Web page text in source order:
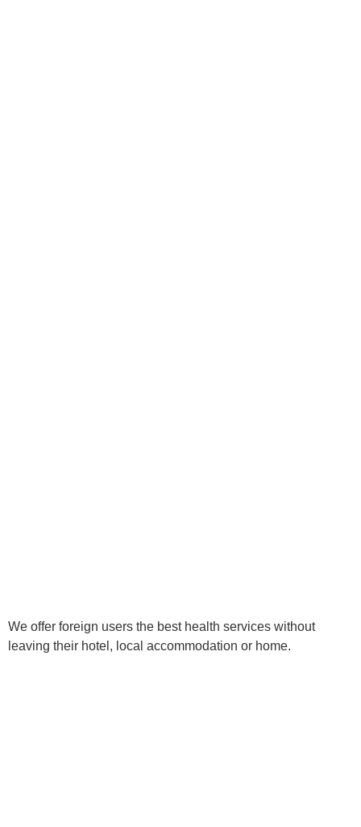
We offer foreign users the best health services without
leaving their hotel, local accommodation or home.